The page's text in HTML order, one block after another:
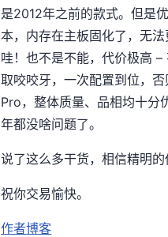
是2012年之前的款式。但是
本，内存在主板固化了，无
哇！也不是不能，代价极高
取咬咬牙，一次配置到位，
Pro，整体质量、品相均十分
年都没啥问题了。
说了这么多干货，相信精明
祝你交易愉快。
作者博客